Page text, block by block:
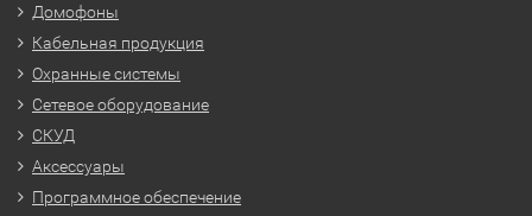
Домофоны
Кабельная продукция
Охранные системы
Сетевое оборудование
СКУД
Аксессуары
Программное обеспечение